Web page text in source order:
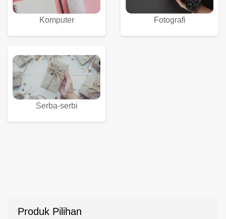
Komputer Fotografi
Serba-serbi
Produk Pilihan